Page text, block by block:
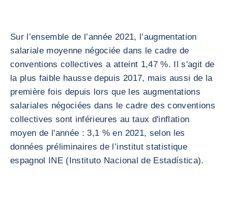
Sur l’ensemble de l’année 2021, l’augmentation
salariale moyenne négociée dans le cadre de
conventions collectives a atteint 1,47 %. Il s'agit de
la plus faible hausse depuis 2017, mais aussi de la
première fois depuis lors que les augmentations
salariales négociées dans le cadre des conventions
collectives sont inférieures au taux d'inflation
moyen de l'année : 3,1 % en 2021, selon les
données préliminaires de l’institut statistique
espagnol INE (Instituto Nacional de Estadística).